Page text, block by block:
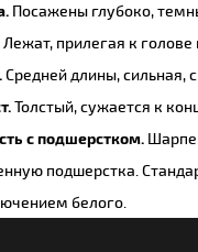
Посажены глубоко,
Лежат, прилегая к
Средней длины, сильная,
Толстый, сужается к
с подшерстком.
подшерстка.
белого.